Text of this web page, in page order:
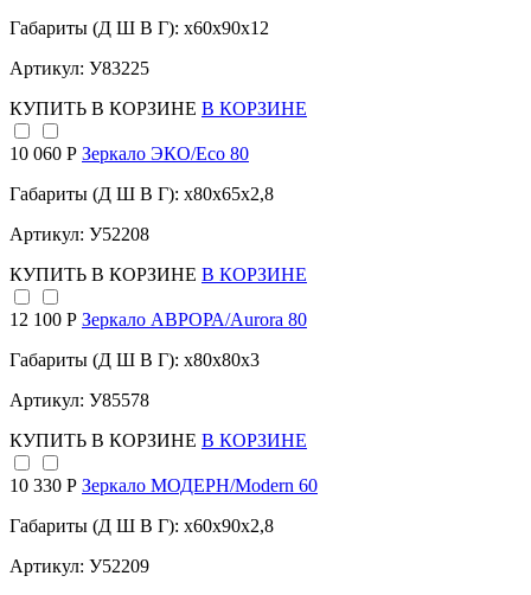
Габариты (Д Ш В Г): x60x90x12
Артикул: У83225
КУПИТЬ В КОРЗИНЕ В КОРЗИНЕ
10 060 Р Зеркало ЭКО/Eco 80
Габариты (Д Ш В Г): x80x65x2,8
Артикул: У52208
КУПИТЬ В КОРЗИНЕ В КОРЗИНЕ
12 100 Р Зеркало АВРОРА/Aurora 80
Габариты (Д Ш В Г): x80x80x3
Артикул: У85578
КУПИТЬ В КОРЗИНЕ В КОРЗИНЕ
10 330 Р Зеркало МОДЕРН/Modern 60
Габариты (Д Ш В Г): x60x90x2,8
Артикул: У52209